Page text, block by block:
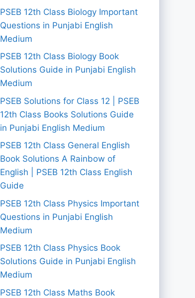
PSEB 12th Class Biology Important
Questions in Punjabi English
Medium
PSEB 12th Class Biology Book
Solutions Guide in Punjabi English
Medium
PSEB Solutions for Class 12 | PSEB
12th Class Books Solutions Guide
in Punjabi English Medium
PSEB 12th Class General English
Book Solutions A Rainbow of
English | PSEB 12th Class English
Guide
PSEB 12th Class Physics Important
Questions in Punjabi English
Medium
PSEB 12th Class Physics Book
Solutions Guide in Punjabi English
Medium
PSEB 12th Class Maths Book